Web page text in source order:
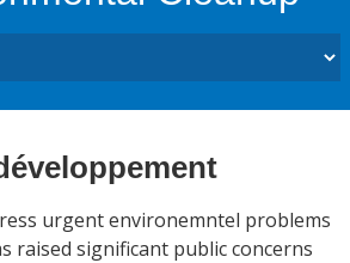
urgent environemntel problems
raised significant public concerns